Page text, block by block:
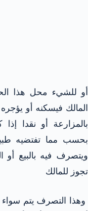
أو للشيء محل هذا
المالك فيسكنه أو
بالمزارعة أو نقدا
بحسب مما تفتضيه
ويتصرف فيه بالبيع أو
تجوز للمالك
وهذا التصرف يتم